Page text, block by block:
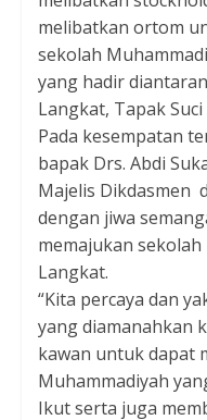
melibatkan ortom
sekolah
yang hadir
Langkat, Tapak
Pada kesempatan
bapak Drs. Abdi
Majelis Dikdasmen
dengan jiwa
memajukan
Langkat.
“Kita percaya dan
yang diamanahkan
kawan untuk dapat
Muhammadiyah
Ikut serta juga